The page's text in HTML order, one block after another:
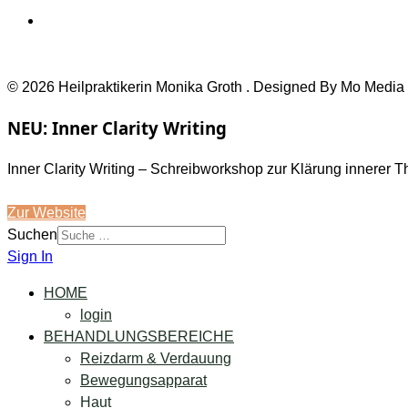
© 2026 Heilpraktikerin Monika Groth . Designed By Mo Media
NEU: Inner Clarity Writing
Inner Clarity Writing – Schreibworkshop zur Klärung innerer
Zur Website
Suchen
Sign In
HOME
login
BEHANDLUNGSBEREICHE
Reizdarm & Verdauung
Bewegungsapparat
Haut